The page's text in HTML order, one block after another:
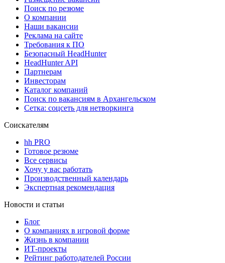
Поиск по резюме
О компании
Наши вакансии
Реклама на сайте
Требования к ПО
Безопасный HeadHunter
HeadHunter API
Партнерам
Инвесторам
Каталог компаний
Поиск по вакансиям в Архангельском
Сетка: соцсеть для нетворкинга
Соискателям
hh PRO
Готовое резюме
Все сервисы
Хочу у вас работать
Производственный календарь
Экспертная рекомендация
Новости и статьи
Блог
О компаниях в игровой форме
Жизнь в компании
ИТ-проекты
Рейтинг работодателей России